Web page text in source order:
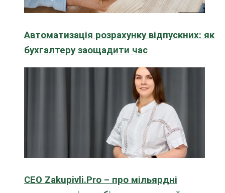
Автоматизація розрахунку відпускних: як
бухгалтеру заощадити час
CEO Zakupivli.Pro – про мільярдні